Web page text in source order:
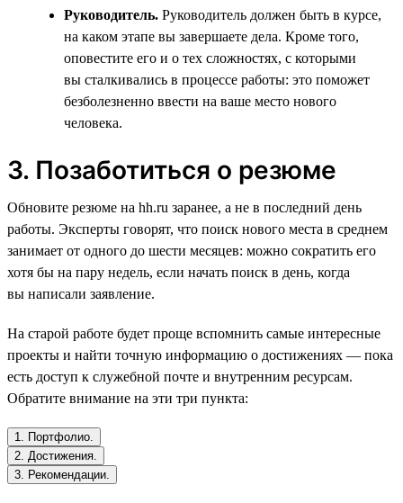
Руководитель. Руководитель должен быть в курсе,
на каком этапе вы завершаете дела. Кроме того,
оповестите его и о тех сложностях, с которыми
вы сталкивались в процессе работы: это поможет
безболезненно ввести на ваше место нового
человека.
3. Позаботиться о резюме
Обновите резюме на hh.ru заранее, а не в последний день
работы. Эксперты говорят, что поиск нового места в среднем
занимает от одного до шести месяцев: можно сократить его
хотя бы на пару недель, если начать поиск в день, когда
вы написали заявление.
На старой работе будет проще вспомнить самые интересные
проекты и найти точную информацию о достижениях — пока
есть доступ к служебной почте и внутренним ресурсам.
Обратите внимание на эти три пункта:
1. Портфолио.
2. Достижения.
3. Рекомендации.